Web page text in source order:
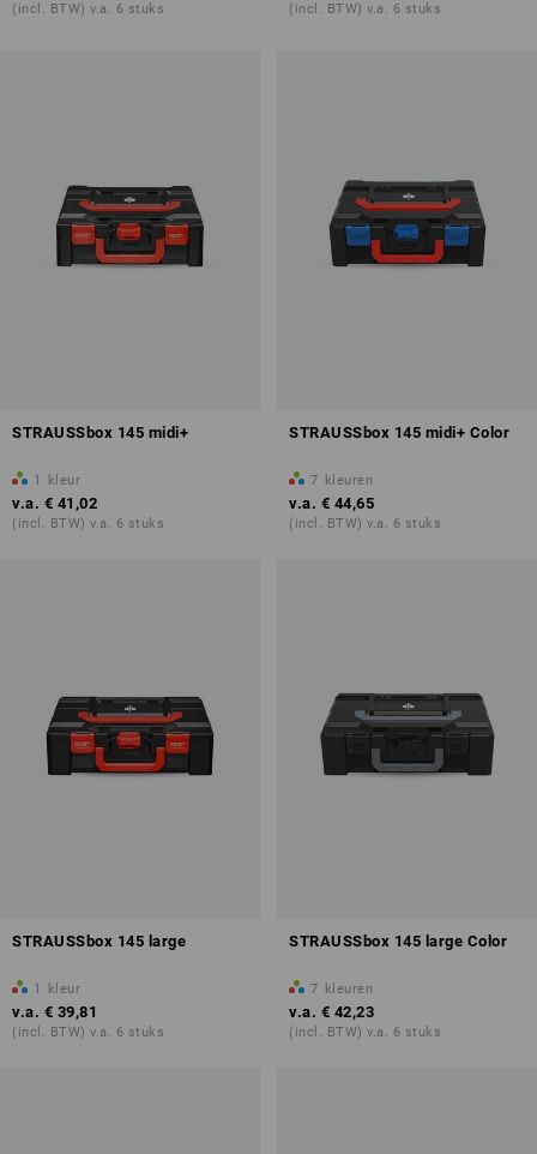
(incl. BTW) v.a. 6 stuks (incl. BTW) v.a. 6 stuks
STRAUSSbox 145 midi+
1 kleur
v.a. € 41,02
(incl. BTW) v.a. 6 stuks
STRAUSSbox 145 midi+ Color
7 kleuren
v.a. € 44,65
(incl. BTW) v.a. 6 stuks
STRAUSSbox 145 large
1 kleur
v.a. € 39,81
(incl. BTW) v.a. 6 stuks
STRAUSSbox 145 large Color
7 kleuren
v.a. € 42,23
(incl. BTW) v.a. 6 stuks